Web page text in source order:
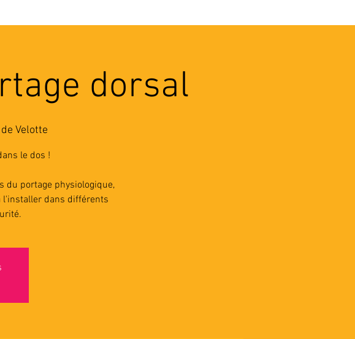
dorsal
Velotte
le dos !
du portage physiologique,
l'installer dans différents